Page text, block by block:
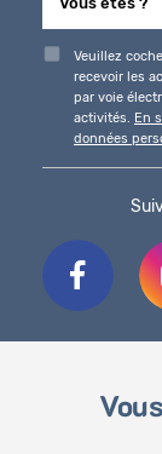
Veuillez
recevoir les
par voie
activités. En
données